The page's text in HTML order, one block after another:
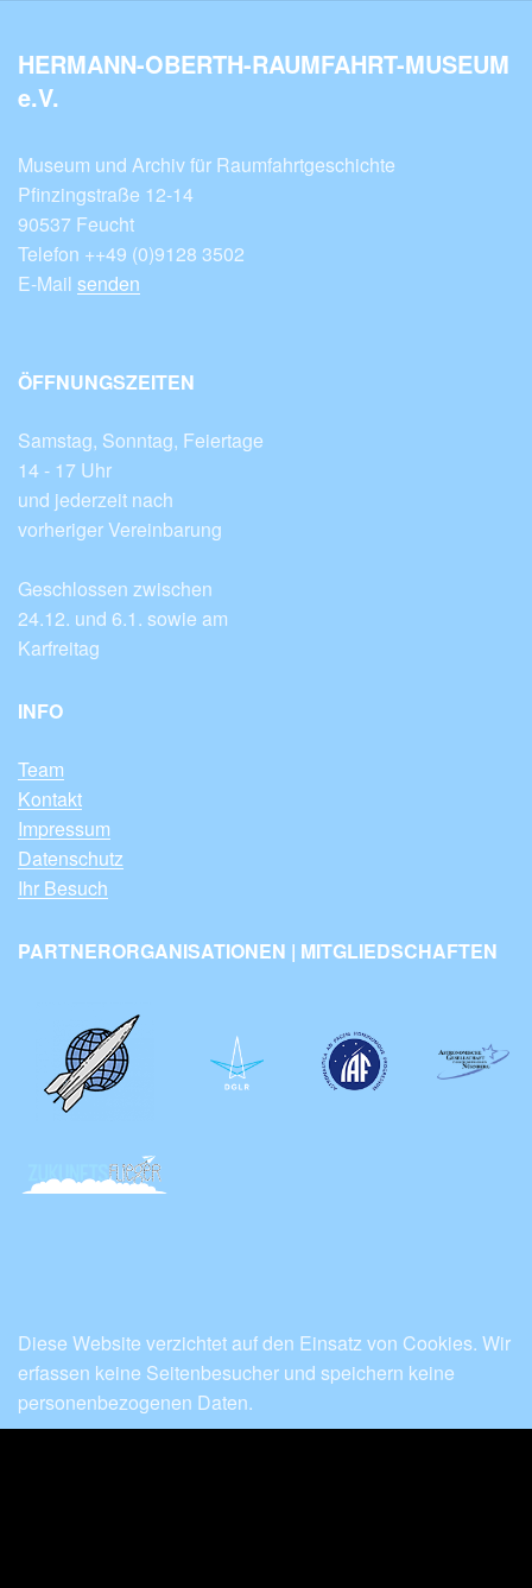
HERMANN-OBERTH-RAUMFAHRT-MUSEUM
e.V.
Museum und Archiv für Raumfahrtgeschichte
Pfinzingstraße 12-14
90537 Feucht
Telefon ++49 (0)9128 3502
E-Mail senden
ÖFFNUNGSZEITEN
Samstag, Sonntag, Feiertage
14 - 17 Uhr
und jederzeit nach
vorheriger Vereinbarung
Geschlossen zwischen
24.12. und 6.1. sowie am
Karfreitag
INFO
Team
Kontakt
Impressum
Datenschutz
Ihr Besuch
PARTNERORGANISATIONEN | MITGLIEDSCHAFTEN
Diese Website verzichtet auf den Einsatz von Cookies. Wir
erfassen keine Seitenbesucher und speichern keine
personenbezogenen Daten.